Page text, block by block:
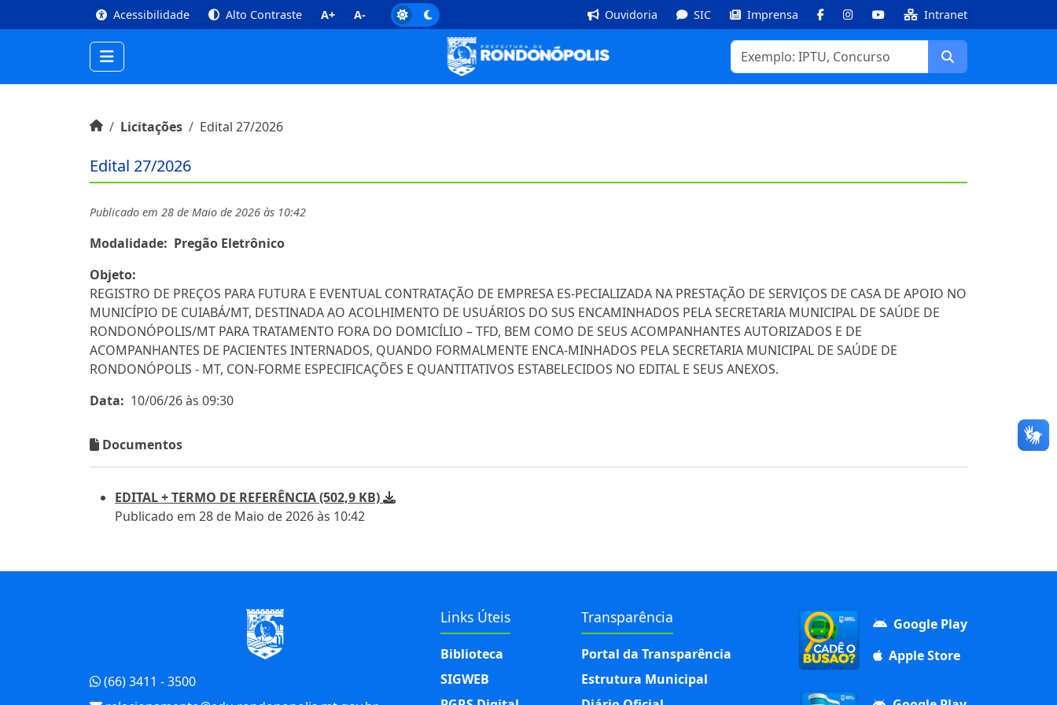
Conteúdo [1] Menu Principal [2] Busca [3] Rodapé [4]
Acessibilidade Alto Contraste A+ A- Ouvidoria SIC Imprensa FacebookInstagramYoutube Intranet
Buscar
Início do conteúdoInícioLicitações Edital 27/2026
Edital 27/2026
Publicado em 28 de Maio de 2026 às 10:42
Modalidade: Pregão Eletrônico
Objeto:
REGISTRO DE PREÇOS PARA FUTURA E EVENTUAL CONTRATAÇÃO DE EMPRESA ES-PECIALIZADA NA PRESTAÇÃO DE SERVIÇOS DE CASA DE APOIO NO
MUNICÍPIO DE CUIABÁ/MT, DESTINADA AO ACOLHIMENTO DE USUÁRIOS DO SUS ENCAMINHADOS PELA SECRETARIA MUNICIPAL DE SAÚDE DE
RONDONÓPOLIS/MT PARA TRATAMENTO FORA DO DOMICÍLIO – TFD, BEM COMO DE SEUS ACOMPANHANTES AUTORIZADOS E DE
ACOMPANHANTES DE PACIENTES INTERNADOS, QUANDO FORMALMENTE ENCA-MINHADOS PELA SECRETARIA MUNICIPAL DE SAÚDE DE
RONDONÓPOLIS - MT, CON-FORME ESPECIFICAÇÕES E QUANTITATIVOS ESTABELECIDOS NO EDITAL E SEUS ANEXOS.
Data: 10/06/26 às 09:30
Documentos
EDITAL + TERMO DE REFERÊNCIA (502,9 KB)
Publicado em 28 de Maio de 2026 às 10:42
(66) 3411 - 3500
Links Úteis
Biblioteca
SIGWEB
Transparência
Portal da Transparência
Estrutura Municipal
Google Play
Apple Store